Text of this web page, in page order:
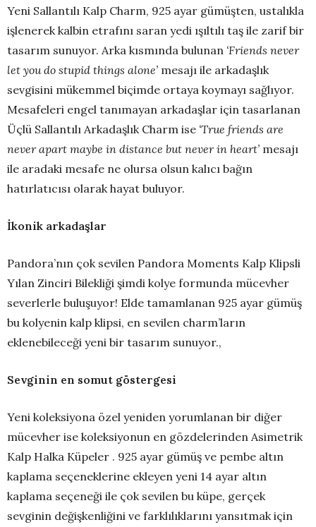
Yeni Sallantılı Kalp Charm, 925 ayar gümüşten, ustalıkla
işlenerek kalbin etrafını saran yedi ışıltılı taş ile zarif bir
tasarım sunuyor. Arka kısmında bulunan ‘Friends never
let you do stupid things alone’ mesajı ile arkadaşlık
sevgisini mükemmel biçimde ortaya koymayı sağlıyor.
Mesafeleri engel tanımayan arkadaşlar için tasarlanan
Üçlü Sallantılı Arkadaşlık Charm ise ‘True friends are
never apart maybe in distance but never in heart’ mesajı
ile aradaki mesafe ne olursa olsun kalıcı bağın
hatırlatıcısı olarak hayat buluyor.
İkonik arkadaşlar
Pandora’nın çok sevilen Pandora Moments Kalp Klipsli
Yılan Zinciri Bilekliği şimdi kolye formunda mücevher
severlerle buluşuyor! Elde tamamlanan 925 ayar gümüş
bu kolyenin kalp klipsi, en sevilen charm’ların
eklenebileceği yeni bir tasarım sunuyor.,
Sevginin en somut göstergesi
Yeni koleksiyona özel yeniden yorumlanan bir diğer
mücevher ise koleksiyonun en gözdelerinden Asimetrik
Kalp Halka Küpeler . 925 ayar gümüş ve pembe altın
kaplama seçeneklerine ekleyen yeni 14 ayar altın
kaplama seçeneği ile çok sevilen bu küpe, gerçek
sevginin değişkenliğini ve farklılıklarını yansıtmak için